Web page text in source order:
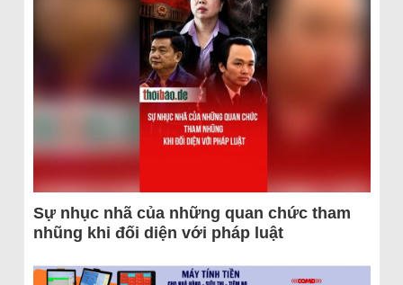
Sự nhục nhã của những quan chức tham
nhũng khi đối diện với pháp luật